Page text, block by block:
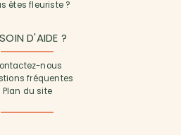
êtes fleuriste ?
D'AIDE ?
nous
fréquentes
Plan du site